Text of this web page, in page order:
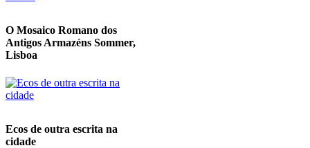
O Mosaico Romano dos
Antigos Armazéns Sommer,
Lisboa
Ecos de outra escrita na
cidade